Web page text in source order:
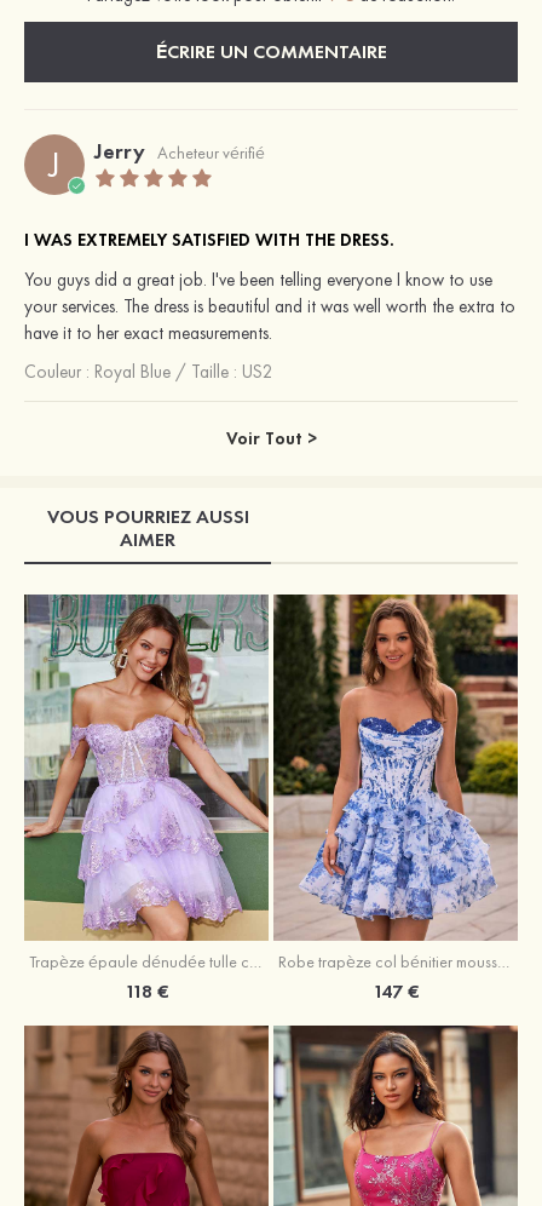
ÉCRIRE UN COMMENTAIRE
J Jerry Acheteur vérifié
I WAS EXTREMELY SATISFIED WITH THE DRESS.
You guys did a great job. I've been telling everyone I know to use
your services. The dress is beautiful and it was well worth the extra to
have it to her exact measurements.
Couleur : Royal Blue / Taille : US2
Voir Tout >
VOUS POURRIEZ AUSSI
AIMER
Trapèze épaule dénudée tulle courte/mini robe de fête de la rentrée avec paillettes
118 €
Robe trapèze col bénitier mousseline courte/mini robe de fête de la rentrée avec appliqué
147 €